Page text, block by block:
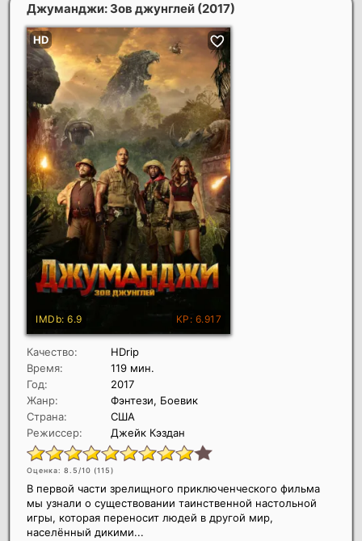
Джуманджи: Зов джунглей (2017)
Качество:
HDrip
Время:
119 мин.
Год:
2017
Жанр:
Фэнтези, Боевик
Страна:
США
Режиссер:
Джейк Кэздан
Оценка: 8.5/10 (115)
В первой части зрелищного приключенческого фильма
мы узнали о существовании таинственной настольной
игры, которая переносит людей в другой мир,
населённый дикими...